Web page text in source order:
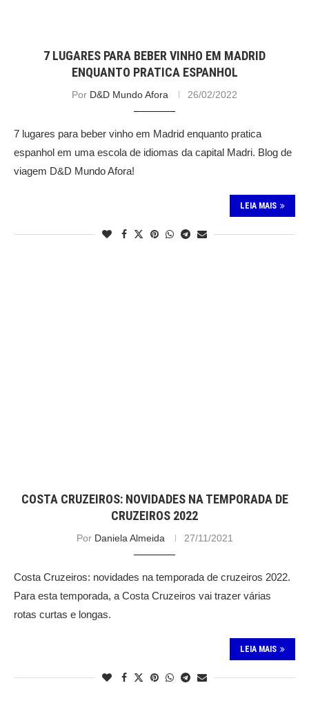
7 LUGARES PARA BEBER VINHO EM MADRID
ENQUANTO PRATICA ESPANHOL
Por D&D Mundo Afora 26/02/2022
7 lugares para beber vinho em Madrid enquanto pratica
espanhol em uma escola de idiomas da capital Madri. Blog de
viagem D&D Mundo Afora!
LEIA MAIS
COSTA CRUZEIROS: NOVIDADES NA TEMPORADA DE
CRUZEIROS 2022
Por Daniela Almeida 27/11/2021
Costa Cruzeiros: novidades na temporada de cruzeiros 2022.
Para esta temporada, a Costa Cruzeiros vai trazer várias
rotas curtas e longas.
LEIA MAIS